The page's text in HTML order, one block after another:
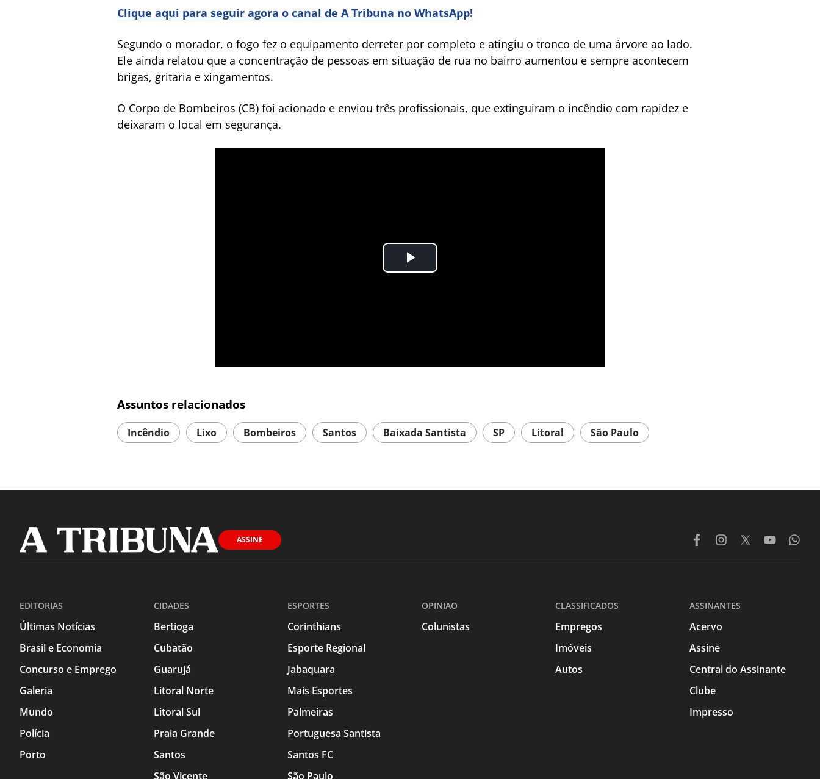
Clique aqui para seguir agora o canal de A Tribuna no WhatsApp!
Segundo o morador, o fogo fez o equipamento derreter por completo e atingiu o tronco de uma árvore ao lado.
Ele ainda relatou que a concentração de pessoas em situação de rua no bairro aumentou e sempre acontecem
brigas, gritaria e xingamentos.
O Corpo de Bombeiros (CB) foi acionado e enviou três profissionais, que extinguiram o incêndio com rapidez e
deixaram o local em segurança.
Assuntos relacionados
Incêndio Lixo Bombeiros Santos Baixada Santista SP Litoral São Paulo
ASSINE
EDITORIAS
Últimas Notícias
Brasil e Economia
Concurso e Emprego
Galeria
Mundo
Polícia
Porto
CIDADES
Bertioga
Cubatão
Guarujá
Litoral Norte
Litoral Sul
Praia Grande
Santos
São Vicente
ESPORTES
Corinthians
Esporte Regional
Jabaquara
Mais Esportes
Palmeiras
Portuguesa Santista
Santos FC
São Paulo
OPINIAO
Colunistas
CLASSIFICADOS
Empregos
Imóveis
Autos
ASSINANTES
Acervo
Assine
Central do Assinante
Clube
Impresso